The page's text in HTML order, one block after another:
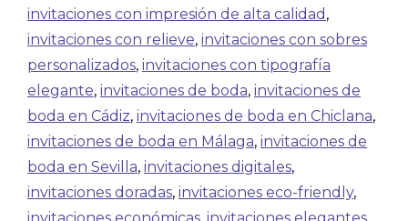
invitaciones con impresión de alta calidad ,
invitaciones con relieve, invitaciones con sobres
personalizados, invitaciones con tipografía
elegante, invitaciones de boda, invitaciones de
boda en Cádiz, invitaciones de boda en Chiclana,
invitaciones de boda en Málaga, invitaciones de
boda en Sevilla, invitaciones digitales,
invitaciones doradas, invitaciones eco-friendly,